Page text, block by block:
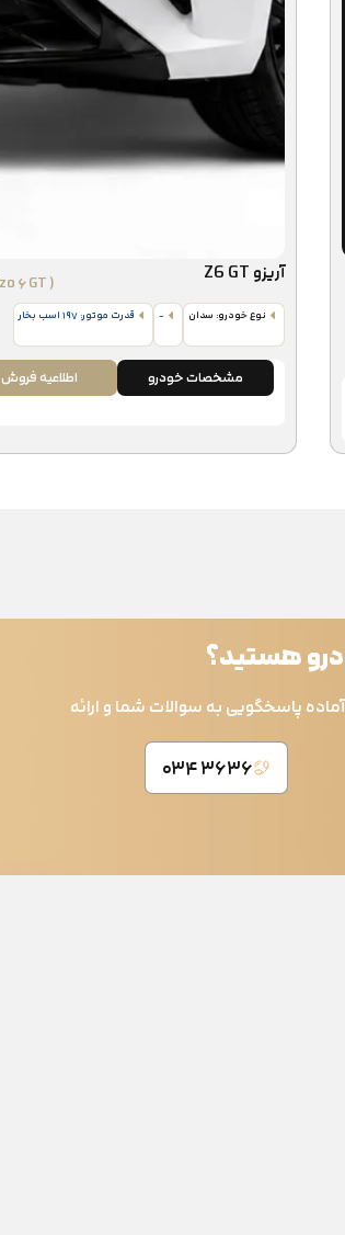
آریزو Z6 GT ( Arrizo ۶ GT )
نوع خودرو: سدان - قدرت موتور: ۱۹۷ اسب‌ بخار
اطلاعیه فروش مشخصات خودرو
هستید؟
پاسخگویی به سوالات شما و ارائه
۳۶۳۶ ۰۳۴